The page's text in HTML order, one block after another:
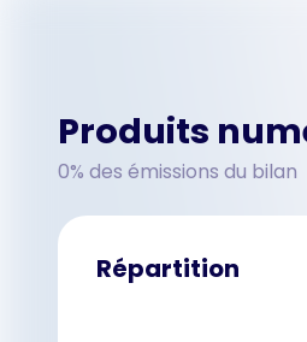
Produits
0% des émissions du bilan
Répartition